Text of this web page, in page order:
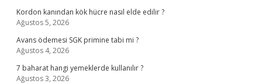
Kordon kanından kök hücre nasıl elde edilir ?
Ağustos 5, 2026
Avans ödemesi SGK primine tabi mi ?
Ağustos 4, 2026
7 baharat hangi yemeklerde kullanılır ?
Ağustos 3, 2026